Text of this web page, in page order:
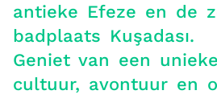
antieke Efeze en de
badplaats Kuşadası.
Geniet van een
cultuur, avontuur en